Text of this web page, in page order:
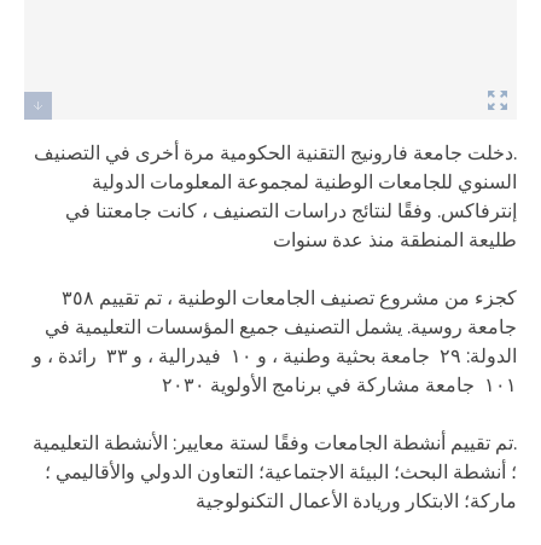
.دخلت جامعة فارونيج التقنية الحكومية مرة أخرى في التصنيف
السنوي للجامعات الوطنية لمجموعة المعلومات الدولية
إنترفاكس. وفقًا لنتائج دراسات التصنيف ، كانت جامعتنا في
طليعة المنطقة منذ عدة سنوات
جامعة روسية. يشمل التصنيف جميع المؤسسات التعليمية في
الدولة: ٢٩ جامعة بحثية وطنية ، و ١٠ فيدرالية ، و ٣٣ رائدة ، و
١٠١ جامعة مشاركة في برنامج الأولوية ٢٠٣٠
.تم تقييم أنشطة الجامعات وفقًا لستة معايير: الأنشطة التعليمية
؛ أنشطة البحث؛ البيئة الاجتماعية؛ التعاون الدولي والأقاليمي ؛
ماركة؛ الابتكار وريادة الأعمال التكنولوجية